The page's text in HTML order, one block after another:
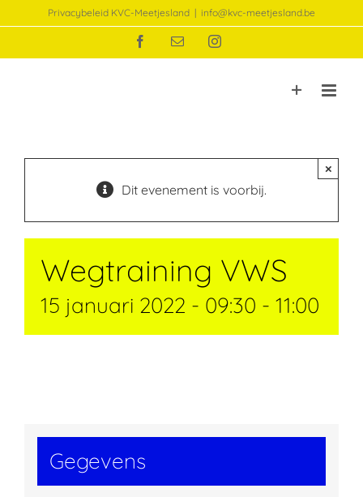
naar
Privacybeleid KVC-Meetjesland | info@kvc-meetjesland.be
Facebook
E-
Instagram
Dit evenement is voorbij.
×
Wegtraining VWS
15 januari 2022 - 09:30 - 11:00
Gegevens